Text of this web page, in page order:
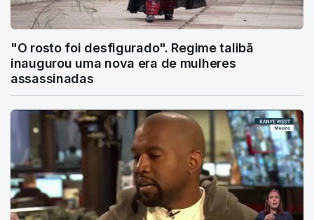
"O rosto foi desfigurado". Regime talibã
inaugurou uma nova era de mulheres
assassinadas